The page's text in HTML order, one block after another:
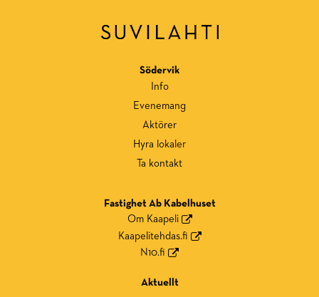
Södervik
Info
Evenemang
Aktörer
Hyra lokaler
Ta kontakt
Fastighet Ab Kabelhuset
Om Kaapeli
Kaapelitehdas.fi
N10.fi
Aktuellt